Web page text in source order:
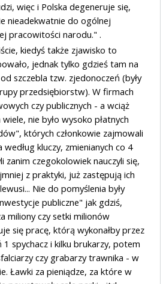
więc i Polska degeneruje się,
nieadekwatnie do ogólnej
pracowitości narodu." .
kiedyś także zjawisko to
jednak tylko gdzieś tam na
szczebla tzw. zjedonoczeń (były
przedsiębiorstw). W firmach
czy publicznych - a wciąż
nie było wysoko płatnych
których członkowie zajmowali
według kluczy, zmienianych co 4
zanim czegokolowiek nauczyli się,
z praktyki, już zastępują ich
Nie do pomyślenia były
publiczne" jak gdziś,
miliony czy setki milionów
się pracę, którą wykonałby przez
1 spychacz i kilku brukarzy, potem
czy grabarzy trawnika - w
Ławki za pieniądze, za które w